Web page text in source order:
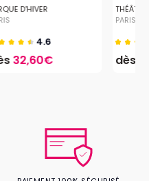
D'HIVER
4.6
32,60€
PARIS
dès